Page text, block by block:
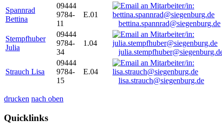
Spannrad
Bettina
09444
9784-
11
E.01
bettina.spannrad@siegenburg.de
Stempfhuber
Julia
09444
9784-
34
1.04
Strauch Lisa
09444
9784-
15
E.04
lisa.strauch@siegenburg.de
drucken nach oben
Quicklinks